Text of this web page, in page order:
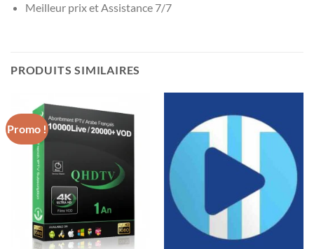
Meilleur prix et Assistance 7/7
PRODUITS SIMILAIRES
Promo !